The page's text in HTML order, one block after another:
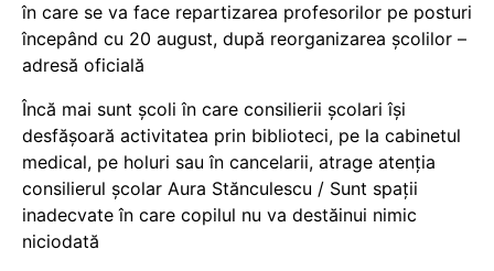
în care se va face repartizarea profesorilor pe posturi
începând cu 20 august, după reorganizarea școlilor –
adresă oficială
Încă mai sunt școli în care consilierii școlari își
desfășoară activitatea prin biblioteci, pe la cabinetul
medical, pe holuri sau în cancelarii, atrage atenția
consilierul școlar Aura Stănculescu / Sunt spații
inadecvate în care copilul nu va destăinui nimic
niciodată